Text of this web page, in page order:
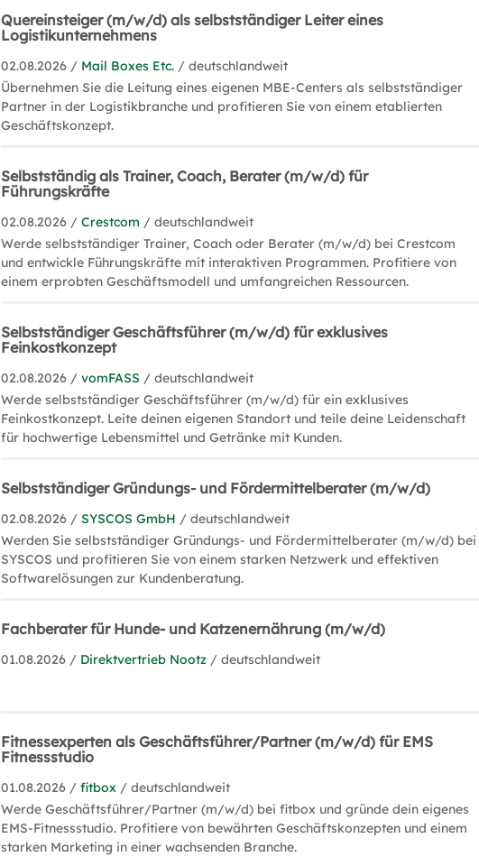
Quereinsteiger (m/w/d) als selbstständiger Leiter eines
Logistikunternehmens
02.08.2026 / Mail Boxes Etc. / deutschlandweit
Übernehmen Sie die Leitung eines eigenen MBE-Centers als selbstständiger
Partner in der Logistikbranche und profitieren Sie von einem etablierten
Geschäftskonzept.
Selbstständig als Trainer, Coach, Berater (m/w/d) für
Führungskräfte
02.08.2026 /Crestcom / deutschlandweit
Werde selbstständiger Trainer, Coach oder Berater (m/w/d) bei Crestcom
und entwickle Führungskräfte mit interaktiven Programmen. Profitiere von
einem erprobten Geschäftsmodell und umfangreichen Ressourcen.
Selbstständiger Geschäftsführer (m/w/d) für exklusives
Feinkostkonzept
02.08.2026 /vomFASS / deutschlandweit
Werde selbstständiger Geschäftsführer (m/w/d) für ein exklusives
Feinkostkonzept. Leite deinen eigenen Standort und teile deine Leidenschaft
für hochwertige Lebensmittel und Getränke mit Kunden.
Selbstständiger Gründungs- und Fördermittelberater (m/w/d)
02.08.2026 /SYSCOS GmbH / deutschlandweit
Werden Sie selbstständiger Gründungs- und Fördermittelberater (m/w/d) bei
SYSCOS und profitieren Sie von einem starken Netzwerk und effektiven
Softwarelösungen zur Kundenberatung.
Fachberater für Hunde- und Katzenernährung (m/w/d)
01.08.2026 / Direktvertrieb Nootz / deutschlandweit
Fitnessexperten als Geschäftsführer/Partner (m/w/d) für EMS
Fitnessstudio
01.08.2026 /fitbox / deutschlandweit
Werde Geschäftsführer/Partner (m/w/d) bei fitbox und gründe dein eigenes
EMS-Fitnessstudio. Profitiere von bewährten Geschäftskonzepten und einem
starken Marketing in einer wachsenden Branche.